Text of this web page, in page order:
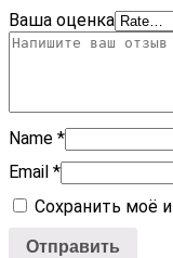
Ваша оценка
Name *
Email *
Сохранить моё